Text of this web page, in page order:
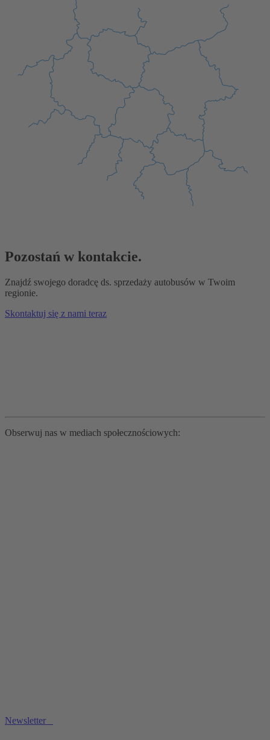
Pozostań w kontakcie.
Znajdź swojego doradcę ds. sprzedaży autobusów w Twoim
regionie.
Skontaktuj się z nami teraz
Obserwuj nas w mediach społecznościowych:
Newsletter